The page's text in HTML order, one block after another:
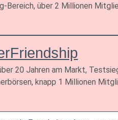
Bereich, über 2 Millionen
20 Jahren am Markt,
knapp 1 Millionen